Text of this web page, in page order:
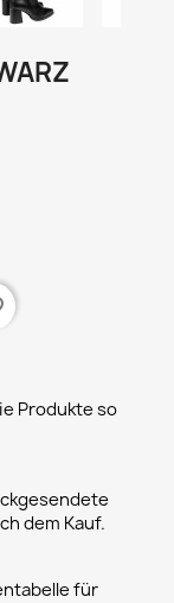
Produkte so
dem Kauf.
für